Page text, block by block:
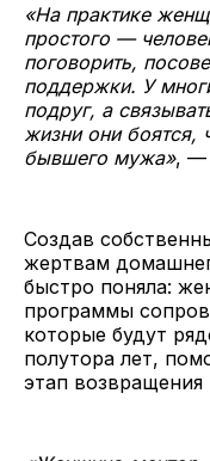
«На практике
простого —
поговорить,
поддержки. У
подруг, а
жизни они
бывшего мужа», —
Создав
жертвам
быстро поняла:
программы
которые будут
полутора лет,
этап возвращения